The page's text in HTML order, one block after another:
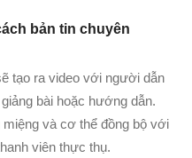
bản tin chuyên
tạo ra video với người dẫn
bài hoặc hướng dẫn.
và cơ thể đồng bộ với
viên thực thụ.